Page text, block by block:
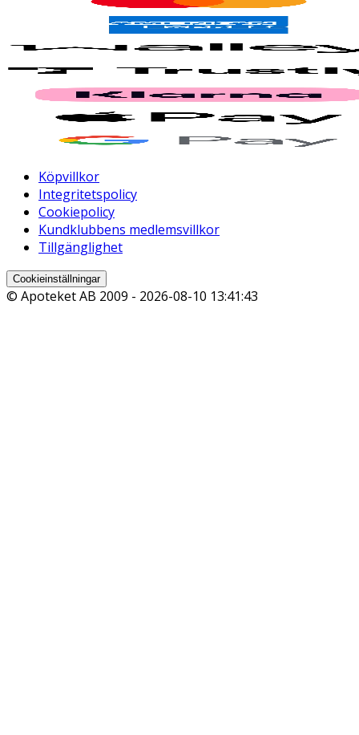
Köpvillkor
Integritetspolicy
Cookiepolicy
Kundklubbens medlemsvillkor
Tillgänglighet
Cookieinställningar
© Apoteket AB 2009 - 2026-08-10 13:41:43